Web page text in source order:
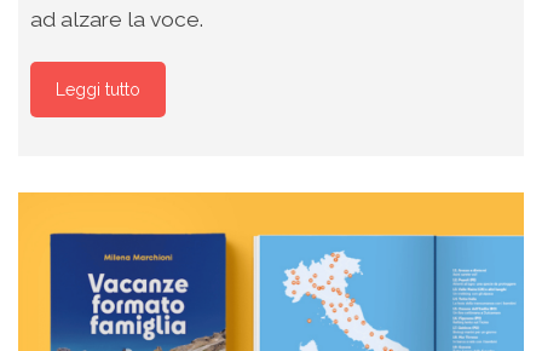
ad alzare la voce.
Leggi tutto